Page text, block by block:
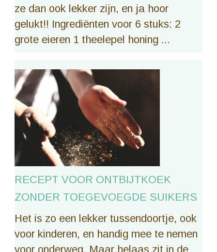
ze dan ook lekker zijn, en ja hoor
gelukt!! Ingrediënten voor 6 stuks: 2
grote eieren 1 theelepel honing ...
RECEPT VOOR ONTBIJTKOEK
ZONDER TOEGEVOEGDE SUIKERS
Het is zo een lekker tussendoortje, ook
voor kinderen, en handig mee te nemen
voor onderweg. Maar helaas zit in de